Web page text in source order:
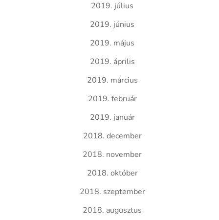
2019. július
2019. június
2019. május
2019. április
2019. március
2019. február
2019. január
2018. december
2018. november
2018. október
2018. szeptember
2018. augusztus